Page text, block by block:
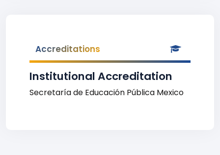
Accreditations
Institutional Accreditation
Secretaría de Educación Pública Mexico